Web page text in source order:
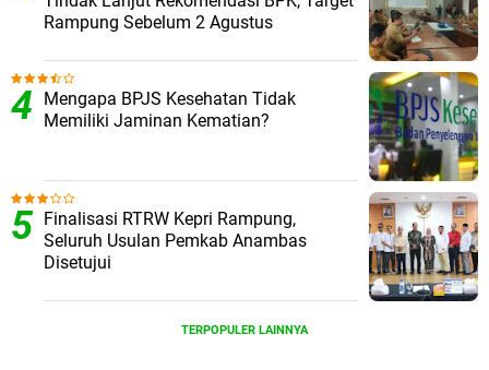
Rampung Sebelum 2 Agustus
Mengapa BPJS Kesehatan Tidak
Memiliki Jaminan Kematian?
Finalisasi RTRW Kepri Rampung,
Seluruh Usulan Pemkab Anambas
Disetujui
TERPOPULER LAINNYA